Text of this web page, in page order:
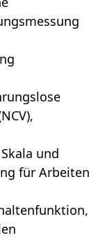
und
für Arbeiten